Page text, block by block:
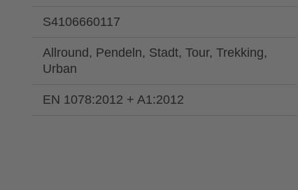
S4106660117
Allround, Pendeln, Stadt, Tour, Trekking,
Urban
EN 1078:2012 + A1:2012